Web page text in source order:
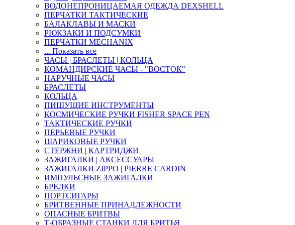
ВОДОНЕПРОНИЦАЕМАЯ ОДЕЖДА DEXSHELL
ПЕРЧАТКИ ТАКТИЧЕСКИЕ
БАЛАКЛАВЫ И МАСКИ
РЮКЗАКИ И ПОДСУМКИ
ПЕРЧАТКИ MECHANIX
... Показать все
ЧАСЫ | БРАСЛЕТЫ | КОЛЬЦА
КОМАНДИРСКИЕ ЧАСЫ - "ВОСТОК"
НАРУЧНЫЕ ЧАСЫ
БРАСЛЕТЫ
КОЛЬЦА
ПИШУЩИЕ ИНСТРУМЕНТЫ
КОСМИЧЕСКИЕ РУЧКИ FISHER SPACE PEN
ТАКТИЧЕСКИЕ РУЧКИ
ПЕРЬЕВЫЕ РУЧКИ
ШАРИКОВЫЕ РУЧКИ
СТЕРЖНИ | КАРТРИДЖИ
ЗАЖИГАЛКИ | АКСЕССУАРЫ
ЗАЖИГАЛКИ ZIPPO | PIERRE CARDIN
ИМПУЛЬСНЫЕ ЗАЖИГАЛКИ
БРЕЛКИ
ПОРТСИГАРЫ
БРИТВЕННЫЕ ПРИНАДЛЕЖНОСТИ
ОПАСНЫЕ БРИТВЫ
Т-ОБРАЗНЫЕ СТАНКИ ДЛЯ БРИТЬЯ